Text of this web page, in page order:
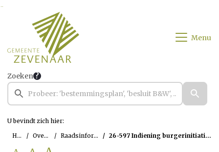
Ga naar de inhoud van deze pagina
Menu
Zoeken
U bevindt zich hier:
Home
Overzichten Raadsinformatiebrieven 26-597 Indiening burgerinitiatief verkeersveiligheid Narcisstraat te Zevenaar